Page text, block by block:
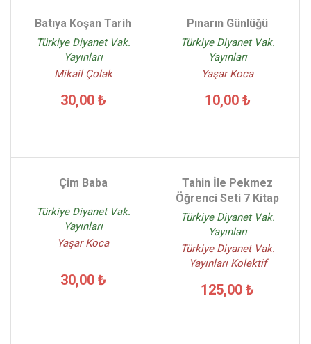
Batıya Koşan Tarih
Türkiye Diyanet Vak.
Yayınları
Mikail Çolak
30,00 ₺
Pınarın Günlüğü
Türkiye Diyanet Vak.
Yayınları
Yaşar Koca
10,00 ₺
Çim Baba
Türkiye Diyanet Vak.
Yayınları
Yaşar Koca
30,00 ₺
Tahin İle Pekmez
Öğrenci Seti 7 Kitap
Türkiye Diyanet Vak.
Yayınları
Türkiye Diyanet Vak.
Yayınları Kolektif
125,00 ₺